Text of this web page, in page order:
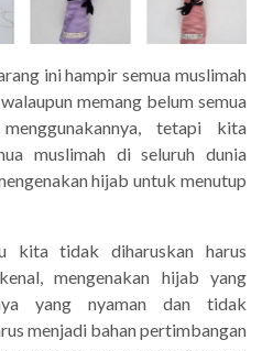
ini hampir semua muslimah
memang belum semua
tetapi kita
muslimah di seluruh dunia
hijab untuk menutup
kita tidak diharuskan harus
mengenakan hijab yang
yang nyaman dan tidak
menjadi bahan pertimbangan